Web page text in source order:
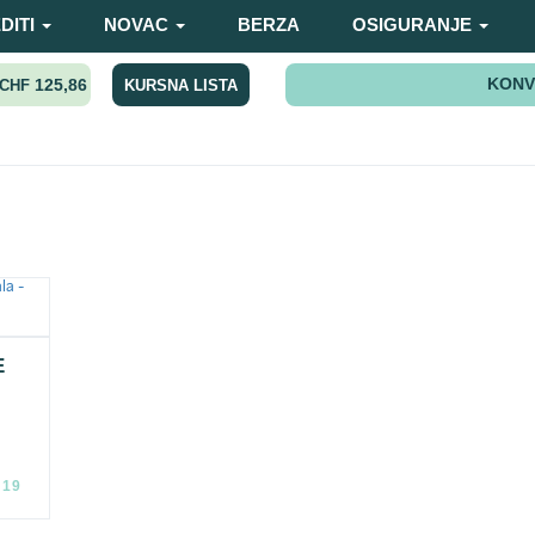
NOVAC BERZA OSIGURANJE
CHF 125,86 KURSNA LISTA